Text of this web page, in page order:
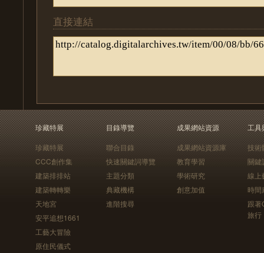
直接連結
珍藏特展
珍藏特展
CCC創作集
建築排排站
建築轉轉樂
天地宮
安平追想1661
工藝大冒險
原住民儀式
目錄導覽
聯合目錄
快速關鍵詞導覽
主題分類
典藏機構
進階搜尋
成果網站資源
成果網站資源庫
教育學習
學術研究
創意加值
工具
技術
關鍵
線上
時間
跟
旅行